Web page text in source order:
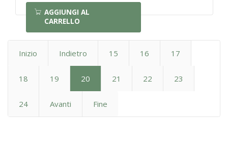
AGGIUNGI AL
CARRELLO
Inizio Indietro 15 16 17
18 19 20 21 22 23
24 Avanti Fine